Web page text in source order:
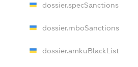
dossier.specSanctions
dossier.rnboSanctions
dossier.amkuBlackList